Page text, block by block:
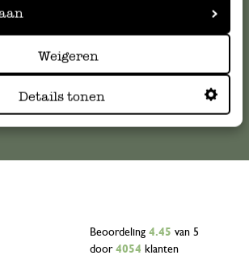
Weigeren
Details tonen
Beoordeling 4.45 van 5
door 4054 klanten